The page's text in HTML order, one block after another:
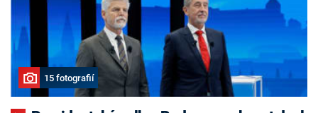
15 fotografií